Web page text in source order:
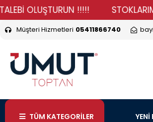
OLUŞTURUN !!!!! STOKLARIMIZ
Müşteri Hizmetleri 05411866740
TÜM KATEGORİLER YENİ